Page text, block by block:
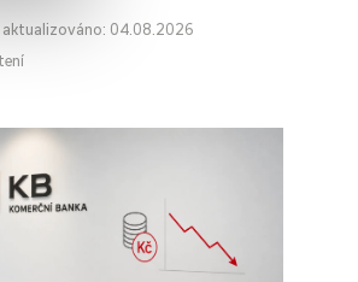
aktualizováno: 04.08.2026